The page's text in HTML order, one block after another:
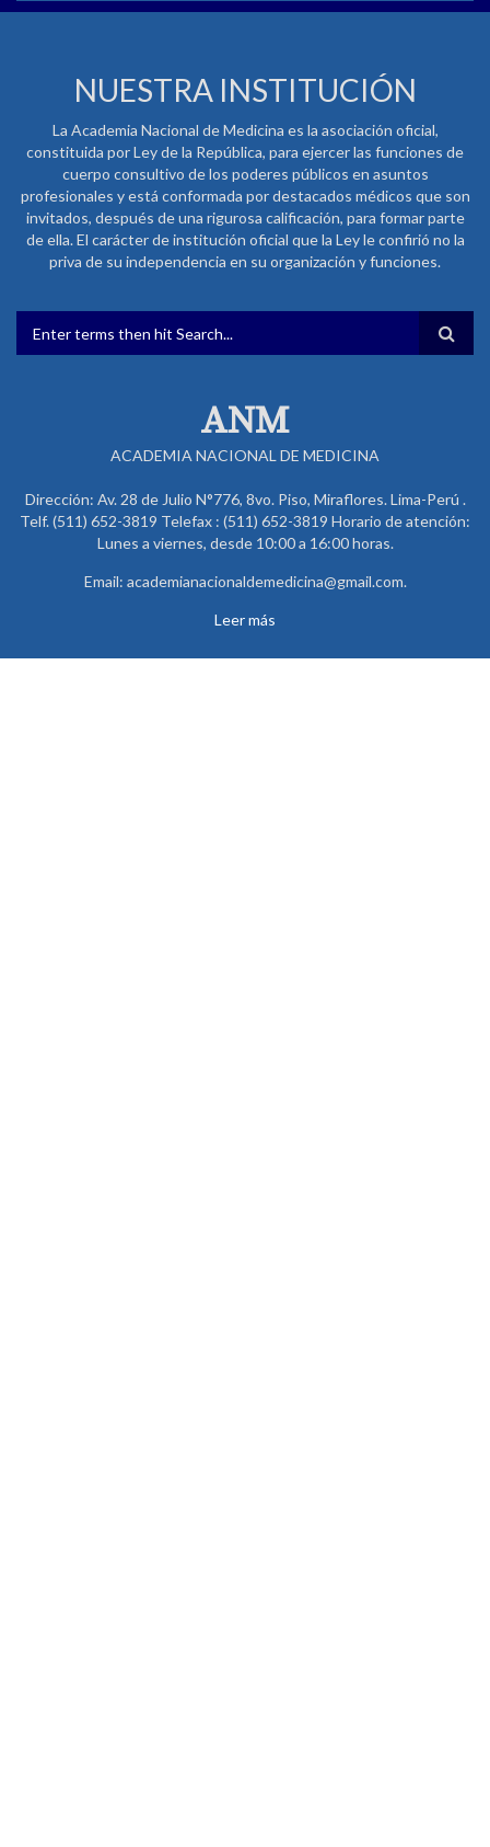
NUESTRA INSTITUCIÓN
La Academia Nacional de Medicina es la asociación oficial,
constituida por Ley de la República, para ejercer las funciones de
cuerpo consultivo de los poderes públicos en asuntos
profesionales y está conformada por destacados médicos que son
invitados, después de una rigurosa calificación, para formar parte
de ella. El carácter de institución oficial que la Ley le confirió no la
priva de su independencia en su organización y funciones.
FORMULARIO DE BÚSQUEDA
ANM
ACADEMIA NACIONAL DE MEDICINA
Dirección: Av. 28 de Julio N°776, 8vo. Piso, Miraflores. Lima-Perú .
Telf. (511) 652-3819 Telefax : (511) 652-3819 Horario de atención:
Lunes a viernes, desde 10:00 a 16:00 horas.
Email: academianacionaldemedicina@gmail.com.
Leer más